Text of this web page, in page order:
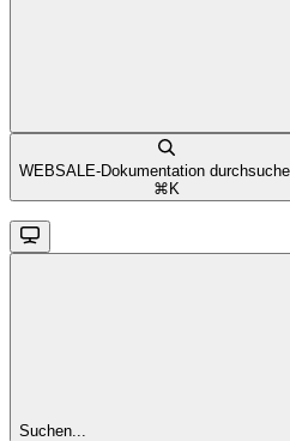
WEBSALE-Dokumentation
⌘ K
Suchen...